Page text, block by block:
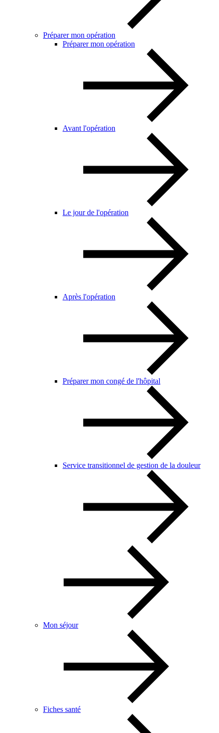
Préparer mon opération
Préparer mon opération
Avant l'opération
Le jour de l'opération
Après l'opération
Préparer mon congé de l'hôpital
Service transitionnel de gestion de la douleur
Mon séjour
Fiches santé